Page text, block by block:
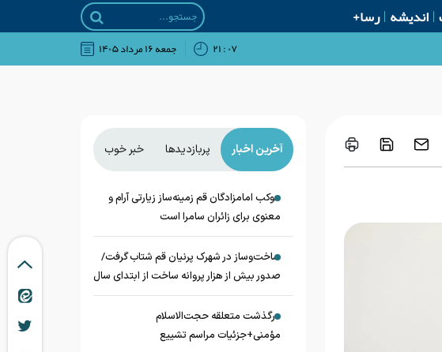
اندیشه رسا+
۰۷ : ۲۱ جمعه ۱۶ مرداد ۱۴۰۵
آخرین اخبار پربازدیدها خبر خوب
موکب امامزادگان قم زمینه‌ساز زیارتی آرام و
معنوی برای زائران سامرا است
ساخت‌وساز در شهرک پرنیان قم شتاب گرفت/
صدور بیش از هزار پروانه ساخت از ابتدای سال
درگذشت متعلقه حجت‌الاسلام
مؤمنی+جزئیات مراسم تشییع